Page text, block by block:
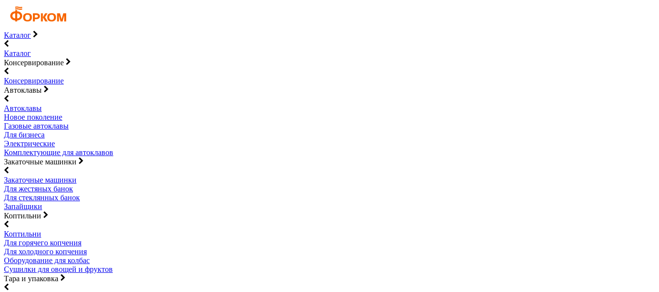
Каталог
Каталог
Консервирование
Консервирование
Автоклавы
Автоклавы
Новое поколение
Газовые автоклавы
Для бизнеса
Электрические
Комплектующие для автоклавов
Закаточные машинки
Закаточные машинки
Для жестяных банок
Для стеклянных банок
Запайщики
Коптильни
Коптильни
Для горячего копчения
Для холодного копчения
Оборудование для колбас
Сушилки для овощей и фруктов
Тара и упаковка